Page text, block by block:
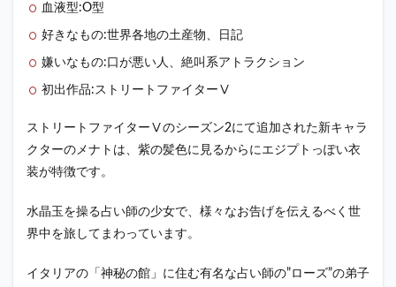
まと
ソウ
ルス
フィ
（必
殺
通常版
2.1.2
2.2
血液型:O型
好きなもの:世界各地の土産物、日記
嫌いなもの:口が悪い人、絶叫系アトラクション
初出作品:ストリートファイターⅤ
ストリートファイターⅤのシーズン2にて追加された新キャラ
クターのメナトは、紫の髪色に見るからにエジプトっぽい衣
装が特徴です。
水晶玉を操る占い師の少女で、様々なお告げを伝えるべく世
界中を旅してまわっています。
イタリアの「神秘の館」に住む有名な占い師の”ローズ”の弟子